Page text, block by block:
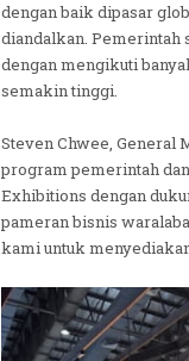
dengan baik dipasar
diandalkan. Pemerintah
dengan mengikuti
semakin tinggi.
Steven Chwee, General
program pemerintah
Exhibitions dengan
pameran bisnis
kami untuk